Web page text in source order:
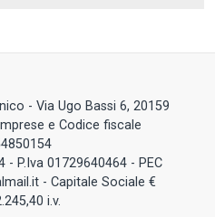
- Via Ugo Bassi 6, 20159
e Codice fiscale
- P.Iva 01729640464 - PEC
- Capitale Sociale €
i.v.